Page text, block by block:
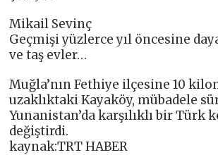
Mikail Sevinç
Geçmişi yüzlerce yıl öncesine
ve taş evler…
Muğla’nın Fethiye ilçesine 10
uzaklıktaki Kayaköy, mübadele
Yunanistan’da karşılıklı bir Türk
değiştirdi.
kaynak:TRT HABER